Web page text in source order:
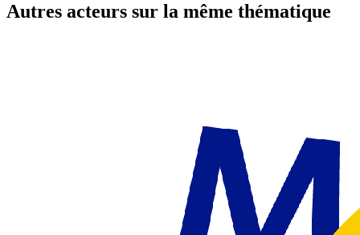
Autres acteurs sur la même thématique